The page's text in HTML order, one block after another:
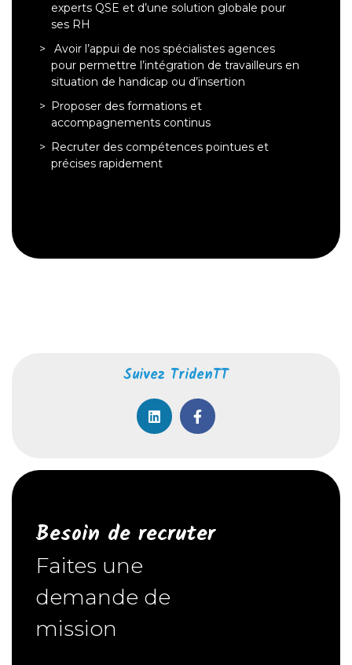
experts QSE et d’une solution globale pour
ses RH
Avoir l’appui de nos spécialistes agences
pour permettre l’intégration de travailleurs en
situation de handicap ou d’insertion
Proposer des formations et
accompagnements continus
Recruter des compétences pointues et
précises rapidement
Suivez TridenTT
Besoin de recruter
Faites une
demande de
mission